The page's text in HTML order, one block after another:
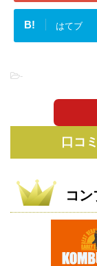
B! はてブ
-
口コ
コ